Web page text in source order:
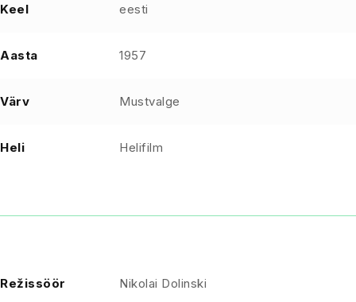
Keel eesti
Aasta 1957
Värv Mustvalge
Heli Helifilm
Režissöör Nikolai Dolinski